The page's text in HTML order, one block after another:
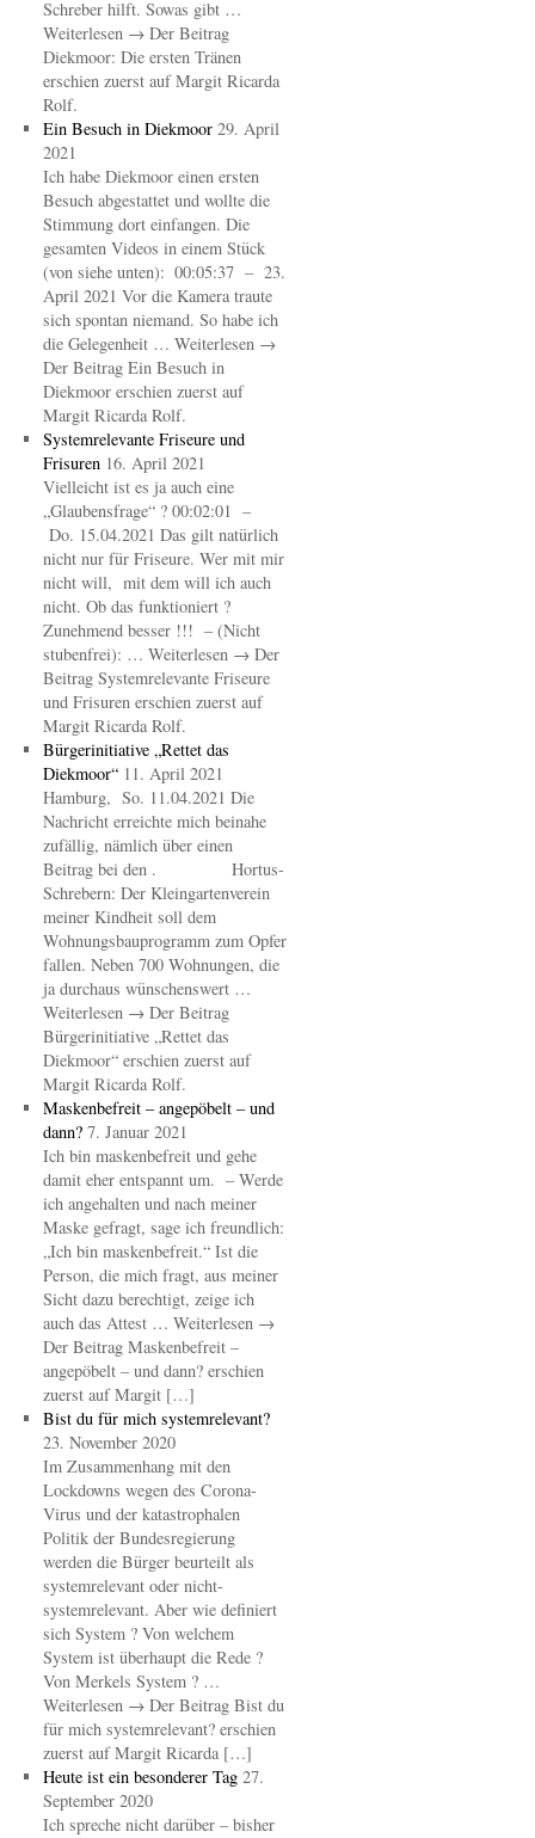
Schreber hilft. Sowas gibt …
Weiterlesen → Der Beitrag
Diekmoor: Die ersten Tränen
erschien zuerst auf Margit Ricarda
Rolf.
Ein Besuch in Diekmoor 29. April
2021
Ich habe Diekmoor einen ersten
Besuch abgestattet und wollte die
Stimmung dort einfangen. Die
gesamten Videos in einem Stück
(von siehe unten): 00:05:37 – 23.
April 2021 Vor die Kamera traute
sich spontan niemand. So habe ich
die Gelegenheit … Weiterlesen →
Der Beitrag Ein Besuch in
Diekmoor erschien zuerst auf
Margit Ricarda Rolf.
Systemrelevante Friseure und
Frisuren 16. April 2021
Vielleicht ist es ja auch eine
„Glaubensfrage“ ? 00:02:01 –
Do. 15.04.2021 Das gilt natürlich
nicht nur für Friseure. Wer mit mir
nicht will, mit dem will ich auch
nicht. Ob das funktioniert ?
Zunehmend besser !!! – (Nicht
stubenfrei): … Weiterlesen → Der
Beitrag Systemrelevante Friseure
und Frisuren erschien zuerst auf
Margit Ricarda Rolf.
Bürgerinitiative „Rettet das
Diekmoor“ 11. April 2021
Hamburg, So. 11.04.2021 Die
Nachricht erreichte mich beinahe
zufällig, nämlich über einen
Beitrag bei den . Hortus-
Schrebern: Der Kleingartenverein
meiner Kindheit soll dem
Wohnungsbauprogramm zum Opfer
fallen. Neben 700 Wohnungen, die
ja durchaus wünschenswert …
Weiterlesen → Der Beitrag
Bürgerinitiative „Rettet das
Diekmoor“ erschien zuerst auf
Margit Ricarda Rolf.
Maskenbefreit – angepöbelt – und
dann? 7. Januar 2021
Ich bin maskenbefreit und gehe
damit eher entspannt um. – Werde
ich angehalten und nach meiner
Maske gefragt, sage ich freundlich:
„Ich bin maskenbefreit.“ Ist die
Person, die mich fragt, aus meiner
Sicht dazu berechtigt, zeige ich
auch das Attest … Weiterlesen →
Der Beitrag Maskenbefreit –
angepöbelt – und dann? erschien
zuerst auf Margit […]
Bist du für mich systemrelevant?
23. November 2020
Im Zusammenhang mit den
Lockdowns wegen des Corona-
Virus und der katastrophalen
Politik der Bundesregierung
werden die Bürger beurteilt als
systemrelevant oder nicht-
systemrelevant. Aber wie definiert
sich System ? Von welchem
System ist überhaupt die Rede ?
Von Merkels System ? …
Weiterlesen → Der Beitrag Bist du
für mich systemrelevant? erschien
zuerst auf Margit Ricarda […]
Heute ist ein besonderer Tag 27.
September 2020
Ich spreche nicht darüber – bisher